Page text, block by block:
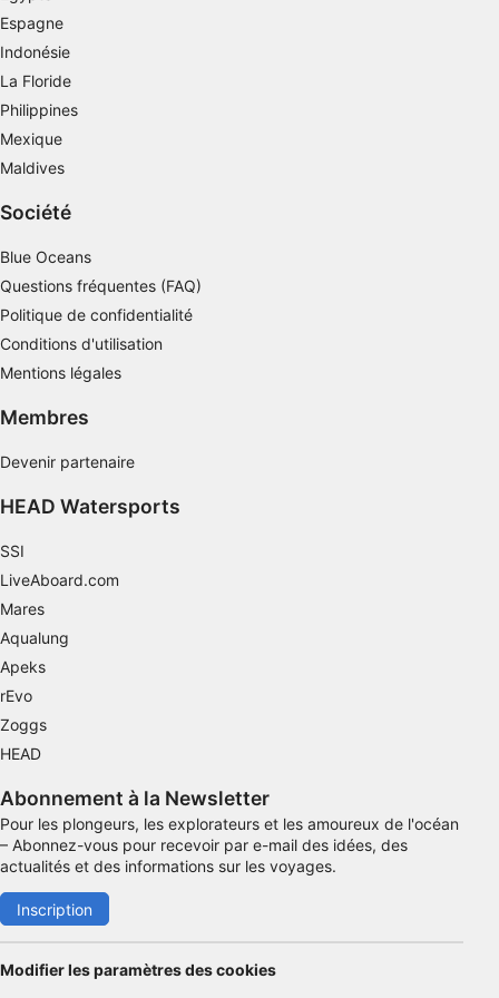
Espagne
Indonésie
La Floride
Philippines
Mexique
Maldives
Société
Blue Oceans
Questions fréquentes (FAQ)
Politique de confidentialité
Conditions d'utilisation
Mentions légales
Membres
Devenir partenaire
HEAD Watersports
SSI
LiveAboard.com
Mares
Aqualung
Apeks
rEvo
Zoggs
HEAD
Abonnement à la Newsletter
Pour les plongeurs, les explorateurs et les amoureux de l'océan
– Abonnez-vous pour recevoir par e-mail des idées, des
actualités et des informations sur les voyages.
Inscription
Modifier les paramètres des cookies
Utiliser des profils pour sélectionner des
publicités personnalisées
Créer des profils de contenus personnalisés
Utiliser des profils pour sélectionner des
contenus personnalisés
Mesurer la performance des publicités
Mesurer la performance des contenus
statistiques ou de combinaisons de données
provenant de différentes sources
Développer et améliorer les services
Utiliser des données limitées pour
Utiliser des données de géolocalisation
Identifier les appareils à partir des
informations demandées explicitement
Finalités de traitement non liées à l'IAB :
Nécessaire
Performance